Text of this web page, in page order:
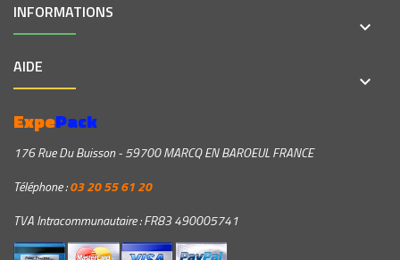
INFORMATIONS
keyboard_arrow_down
AIDE
keyboard_arrow_down
ExpePack
176 Rue Du Buisson - 59700 MARCQ EN BAROEUL FRANCE
Téléphone :03 20 55 61 20
TVA Intracommunautaire : FR83 490005741